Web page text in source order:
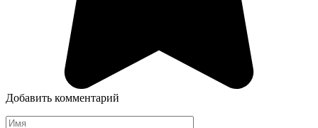
Добавить комментарий
Имя